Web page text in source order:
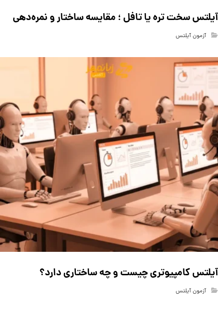
آیلتس سخت تره یا تافل ؛ مقایسه ساختار و نمره‌دهی
آزمون آیلتس
آیلتس کامپیوتری چیست و چه ساختاری دارد؟
آزمون آیلتس